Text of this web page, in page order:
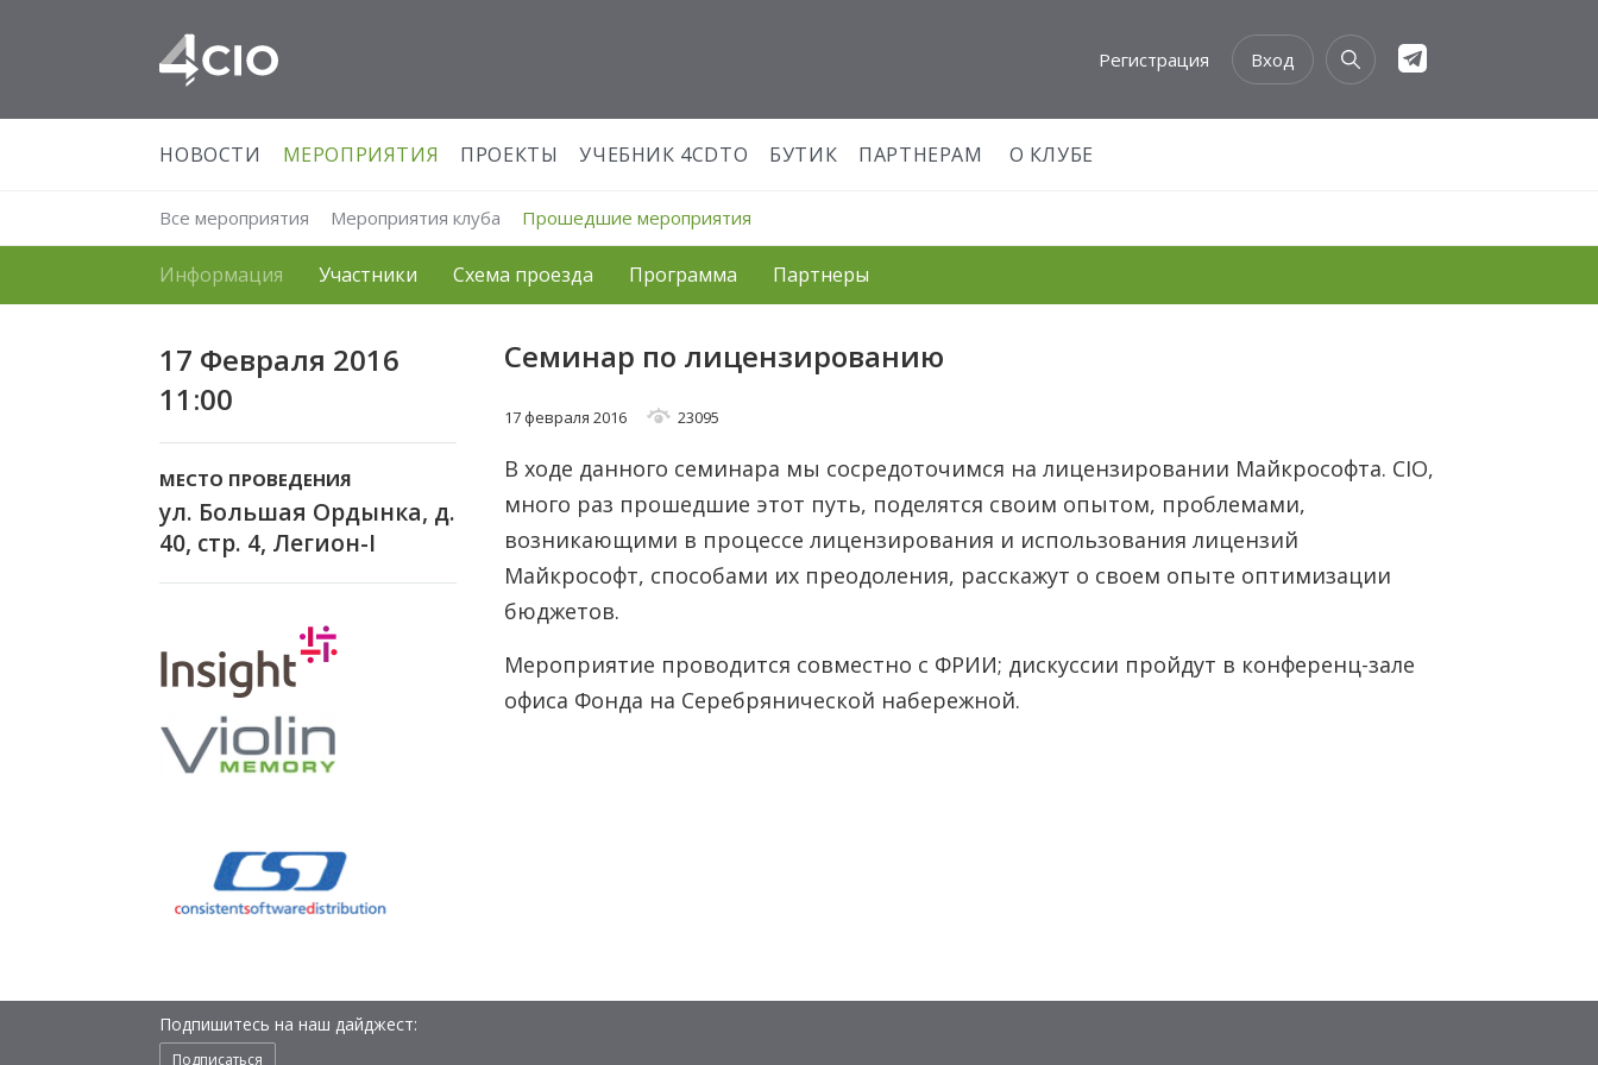
Регистрация Вход
НОВОСТИ МЕРОПРИЯТИЯ
Все мероприятия Мероприятия клуба Прошедшие мероприятия
ПРОЕКТЫ УЧЕБНИК 4CDTO БУТИК ПАРТНЕРАМ О КЛУБЕ
Информация Участники Схема проезда Программа Партнеры
17 Февраля 2016
11:00
МЕСТО ПРОВЕДЕНИЯ
ул. Большая Ордынка, д.
40, стр. 4, Легион-I
Семинар по лицензированию
17 февраля 2016 23095
В ходе данного семинара мы сосредоточимся на лицензировании Майкрософта. CIO,
много раз прошедшие этот путь, поделятся своим опытом, проблемами,
возникающими в процессе лицензирования и использования лицензий
Майкрософт, способами их преодоления, расскажут о своем опыте оптимизации
бюджетов.
Мероприятие проводится совместно с ФРИИ; дискуссии пройдут в конференц-зале
офиса Фонда на Серебрянической набережной.
Подпишитесь на наш дайджест:
Подписаться